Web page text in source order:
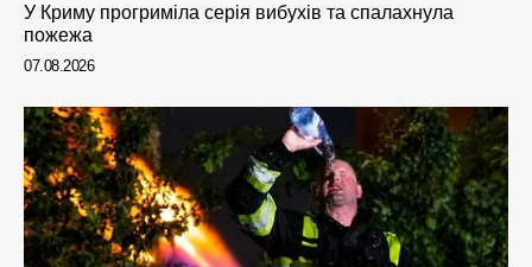
У Криму прогриміла серія вибухів та спалахнула
пожежа
07.08.2026